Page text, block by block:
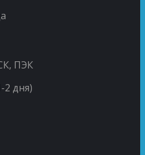
ПЭК
дня)